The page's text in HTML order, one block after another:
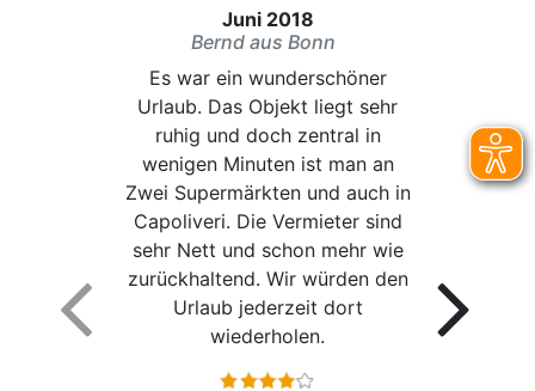
Juni 2018
Bernd aus Bonn
Es war ein wunderschöner
Urlaub. Das Objekt liegt sehr
ruhig und doch zentral in
wenigen Minuten ist man an
Zwei Supermärkten und auch in
Capoliveri. Die Vermieter sind
sehr Nett und schon mehr wie
zurückhaltend. Wir würden den
Urlaub jederzeit dort
wiederholen.